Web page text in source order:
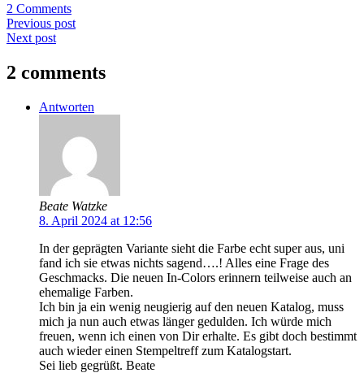
2 Comments
Previous post
Next post
2 comments
Antworten
Beate Watzke
8. April 2024 at 12:56
In der geprägten Variante sieht die Farbe echt super aus, uni
fand ich sie etwas nichts sagend….! Alles eine Frage des
Geschmacks. Die neuen In-Colors erinnern teilweise auch an
ehemalige Farben.
Ich bin ja ein wenig neugierig auf den neuen Katalog, muss
mich ja nun auch etwas länger gedulden. Ich würde mich
freuen, wenn ich einen von Dir erhalte. Es gibt doch bestimmt
auch wieder einen Stempeltreff zum Katalogstart.
Sei lieb gegrüßt. Beate